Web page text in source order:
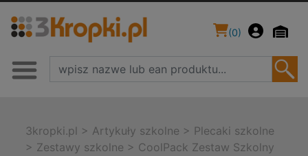
(0)
3kropki.pl > Artykuły szkolne > Plecaki szkolne
> Zestawy szkolne > CoolPack Zestaw Szkolny